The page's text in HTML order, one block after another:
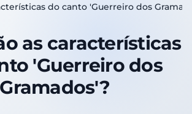
do canto 'Guerreiro dos
as características
'Guerreiro dos
Gramados'?